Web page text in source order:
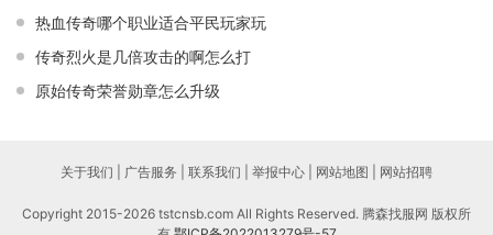
热血传奇哪个职业适合平民玩家玩
传奇烈火是几倍攻击的啊怎么打
原始传奇荣誉勋章怎么升级
关于我们 | 广告服务 | 联系我们 | 举报中心 | 网站地图 | 网站招聘
Copyright 2015-2026 tstcnsb.com All Rights Reserved. 腾森找服网 版权所